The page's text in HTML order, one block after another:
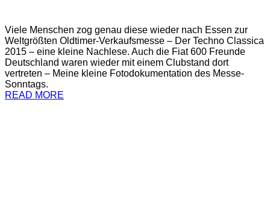
Viele Menschen zog genau diese wieder nach Essen zur
Weltgrößten Oldtimer-Verkaufsmesse – Der Techno Classica
2015 – eine kleine Nachlese. Auch die Fiat 600 Freunde
Deutschland waren wieder mit einem Clubstand dort
vertreten – Meine kleine Fotodokumentation des Messe-
Sonntags.
READ MORE